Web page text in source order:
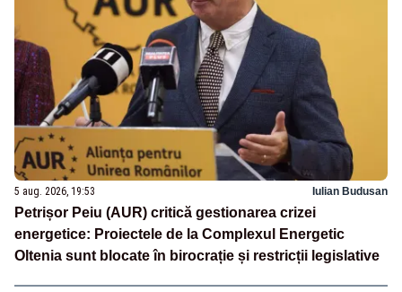
5 aug. 2026, 19:53 Iulian Budusan
Petrișor Peiu (AUR) critică gestionarea crizei
energetice: Proiectele de la Complexul Energetic
Oltenia sunt blocate în birocrație și restricții legislative